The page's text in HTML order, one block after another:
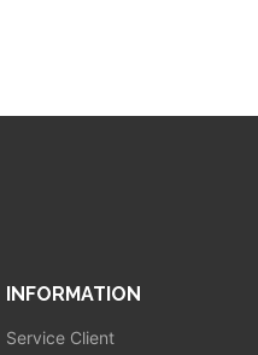
INFORMATION
Service Client